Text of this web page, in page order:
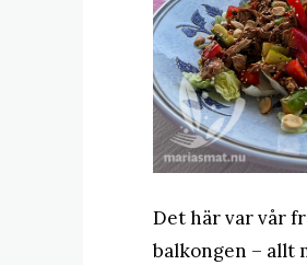
Det här var vår
balkongen – allt